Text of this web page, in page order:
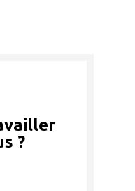
?